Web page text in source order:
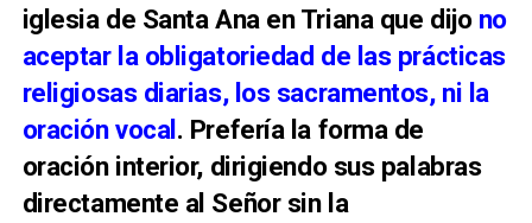
iglesia de Santa Ana en Triana que dijo no
aceptar la obligatoriedad de las prácticas
religiosas diarias, los sacramentos, ni la
oración vocal. Prefería la forma de
oración interior, dirigiendo sus palabras
directamente al Señor sin la